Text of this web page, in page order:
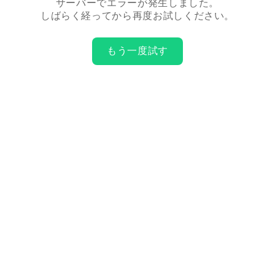
サーバーでエラーが発生しました。
しばらく経ってから再度お試しください。
もう一度試す